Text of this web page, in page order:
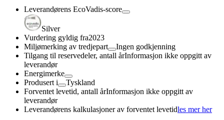
Leverandørens EcoVadis-score
Silver
Vurdering gyldig fra2023
Miljømerking av tredjepart
Ingen godkjenning
Tilgang til reservedeler, antall årInformasjon ikke oppgitt av
leverandør
Energimerke
Produsert i
Tyskland
Forventet levetid, antall årInformasjon ikke oppgitt av
leverandør
Leverandørens kalkulasjoner av forventet levetidles mer her